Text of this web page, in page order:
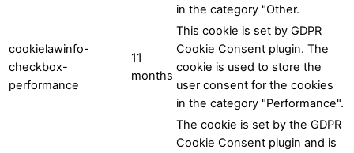
in the category "Other.
cookielawinfo-
checkbox-
performance
11
months
This cookie is set by GDPR
Cookie Consent plugin. The
cookie is used to store the
user consent for the cookies
in the category "Performance".
The cookie is set by the GDPR
Cookie Consent plugin and is